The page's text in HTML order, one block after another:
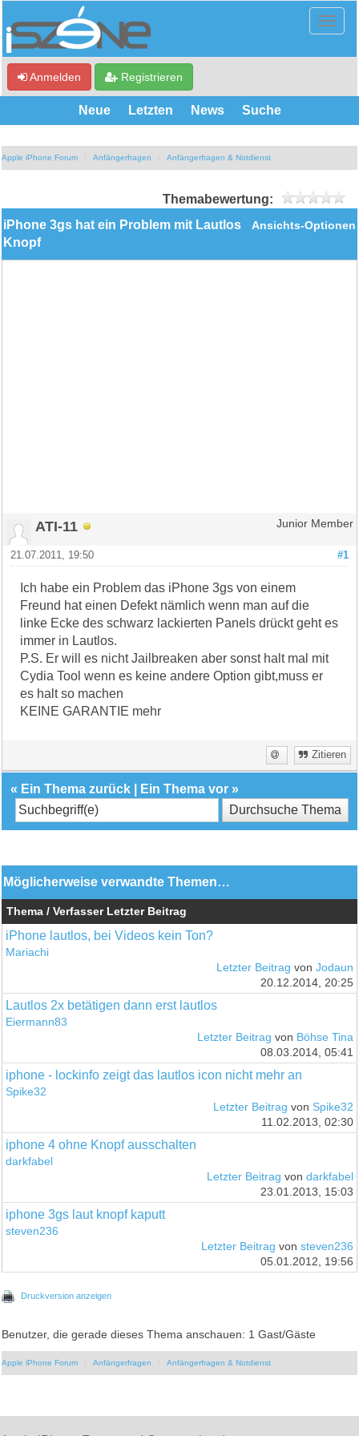
Anmelden Registrieren
Neue Letzten News Suche
Apple iPhone Forum Anfängerfragen Anfängerfragen & Notdienst
Themabewertung:
Ansichts-Optionen
iPhone 3gs hat ein Problem mit Lautlos
Knopf
ATI-11 Junior Member
#1
21.07.2011, 19:50
Ich habe ein Problem das iPhone 3gs von einem
Freund hat einen Defekt nämlich wenn man auf die
linke Ecke des schwarz lackierten Panels drückt geht es
immer in Lautlos.
P.S. Er will es nicht Jailbreaken aber sonst halt mal mit
Cydia Tool wenn es keine andere Option gibt,muss er
es halt so machen
KEINE GARANTIE mehr
Zitieren
« Ein Thema zurück Ein Thema vor »
Möglicherweise verwandte Themen…
Thema / Verfasser Letzter Beitrag
iPhone lautlos, bei Videos kein Ton?
Mariachi
Letzter Beitrag von Jodaun
20.12.2014, 20:25
Lautlos 2x betätigen dann erst lautlos
Eiermann83
Letzter Beitrag von Böhse Tina
08.03.2014, 05:41
iphone - lockinfo zeigt das lautlos icon nicht mehr an
Spike32
Letzter Beitrag von Spike32
11.02.2013, 02:30
iphone 4 ohne Knopf ausschalten
darkfabel
Letzter Beitrag von darkfabel
23.01.2013, 15:03
iphone 3gs laut knopf kaputt
steven236
Letzter Beitrag von steven236
05.01.2012, 19:56
Druckversion anzeigen
Benutzer, die gerade dieses Thema anschauen: 1 Gast/Gäste
Apple iPhone Forum Anfängerfragen Anfängerfragen & Notdienst